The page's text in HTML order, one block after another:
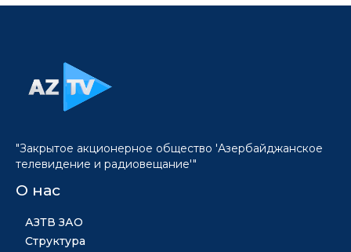
"Закрытое акционерное общество 'Азербайджанское
телевидение и радиовещание'"
О нас
АЗТВ ЗАО
Структура